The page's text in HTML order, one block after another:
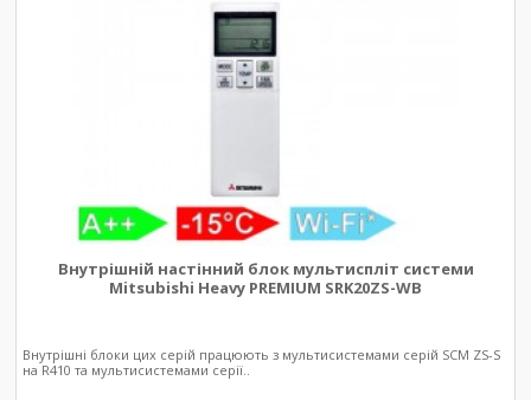
Внутрішній настінний блок мультиспліт системи
Mitsubishi Heavy PREMIUM SRK20ZS-WB
Внутрішні блоки цих серій працюють з мультисистемами серій SCM ZS-S
на R410 та мультисистемами серії..